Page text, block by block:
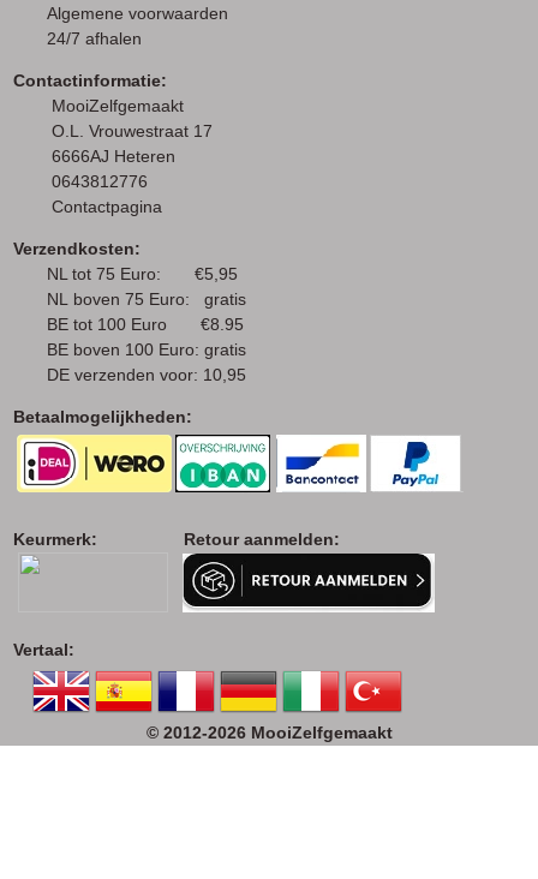
Algemene voorwaarden
24/7 afhalen
Contactinformatie:
MooiZelfgemaakt
O.L. Vrouwestraat 17
6666AJ Heteren
0643812776
Contactpagina
Verzendkosten:
NL tot 75 Euro: €5,95
NL boven 75 Euro: gratis
BE tot 100 Euro €8.95
BE boven 100 Euro: gratis
DE verzenden voor: 10,95
Betaalmogelijkheden:
Keurmerk: Retour aanmelden:
Vertaal:
© 2012-2026 MooiZelfgemaakt